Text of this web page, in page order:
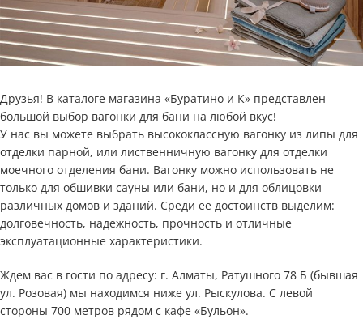
Друзья! В каталоге магазина «Буратино и К» представлен
большой выбор вагонки для бани на любой вкус!
У нас вы можете выбрать высококлассную вагонку из липы для
отделки парной, или лиственничную вагонку для отделки
моечного отделения бани. Вагонку можно использовать не
только для обшивки сауны или бани, но и для облицовки
различных домов и зданий. Среди ее достоинств выделим:
долговечность, надежность, прочность и отличные
эксплуатационные характеристики.
Ждем вас в гости по адресу: г. Алматы, Ратушного 78 Б (бывшая
ул. Розовая) мы находимся ниже ул. Рыскулова. С левой
стороны 700 метров рядом с кафе «Бульон».